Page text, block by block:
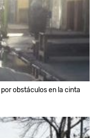
obstáculos en la cinta